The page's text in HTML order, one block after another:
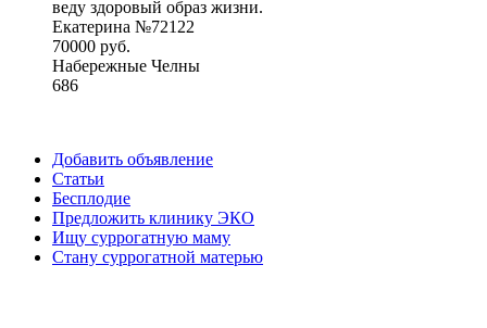
веду здоровый образ жизни.
Екатерина №72122
70000 руб.
Набережные Челны
686
Добавить объявление
Статьи
Бесплодие
Предложить клинику ЭКО
Ищу суррогатную маму
Стану суррогатной матерью